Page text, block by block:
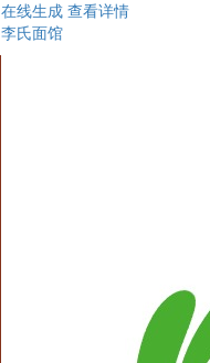
在线生成 查看详情
李氏面馆